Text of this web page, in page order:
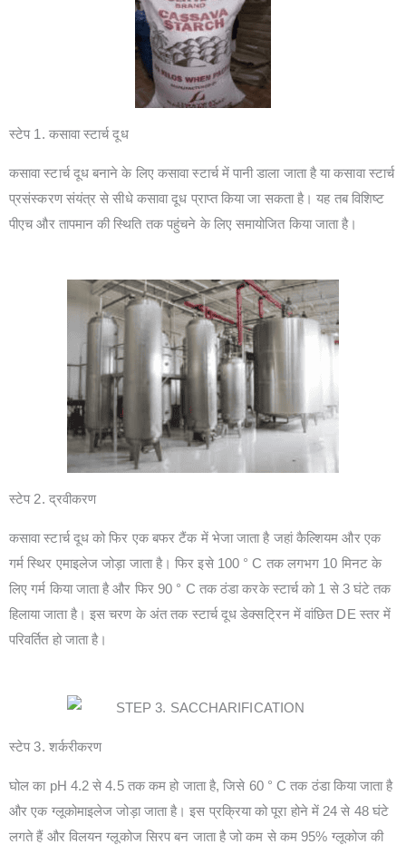
स्टेप 1. कसावा स्टार्च दूध
कसावा स्टार्च दूध बनाने के लिए कसावा स्टार्च में पानी डाला जाता है या कसावा स्टार्च
प्रसंस्करण संयंत्र से सीधे कसावा दूध प्राप्त किया जा सकता है। यह तब विशिष्ट
पीएच और तापमान की स्थिति तक पहुंचने के लिए समायोजित किया जाता है।
स्टेप 2. द्रवीकरण
कसावा स्टार्च दूध को फिर एक बफर टैंक में भेजा जाता है जहां कैल्शियम और एक
गर्म स्थिर एमाइलेज जोड़ा जाता है। फिर इसे 100 ° C तक लगभग 10 मिनट के
लिए गर्म किया जाता है और फिर 90 ° C तक ठंडा करके स्टार्च को 1 से 3 घंटे तक
हिलाया जाता है। इस चरण के अंत तक स्टार्च दूध डेक्सट्रिन में वांछित DE स्तर में
परिवर्तित हो जाता है।
स्टेप 3. शर्करीकरण
घोल का pH 4.2 से 4.5 तक कम हो जाता है, जिसे 60 ° C तक ठंडा किया जाता है
और एक ग्लूकोमाइलेज जोड़ा जाता है। इस प्रक्रिया को पूरा होने में 24 से 48 घंटे
लगते हैं और विलयन ग्लूकोज सिरप बन जाता है जो कम से कम 95% ग्लूकोज की